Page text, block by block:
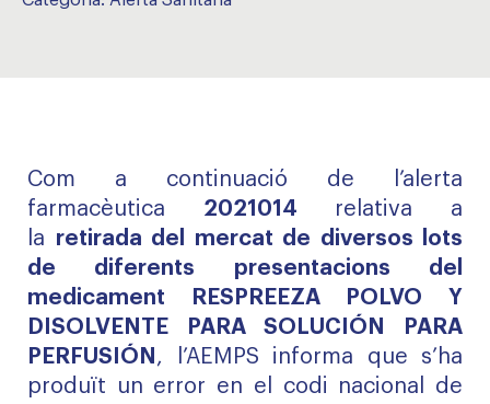
Com a continuació de l’alerta
farmacèutica 2021014 relativa a
la retirada del mercat de diversos lots
de diferents presentacions del
medicament RESPREEZA POLVO Y
DISOLVENTE PARA SOLUCIÓN PARA
PERFUSIÓN , l’AEMPS informa que s’ha
produït un error en el codi nacional de